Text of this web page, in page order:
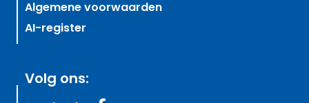
Algemene voorwaarden
AI-register
Volg ons: